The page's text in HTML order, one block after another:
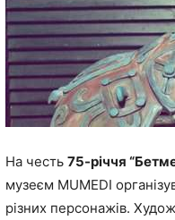
На честь 75-річчя
музеєм MUMEDI
різних персонажів.